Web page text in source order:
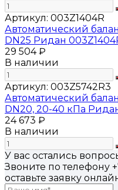
Артикул: 003Z1404R
Автоматический
DN25 Ридан
29 504 ₽
В наличии
Артикул: 003Z5742R3
Автоматический
DN20, 20-40 кПа
24 673 ₽
В наличии
У вас остались
Звоните по телефону
оставьте заявку